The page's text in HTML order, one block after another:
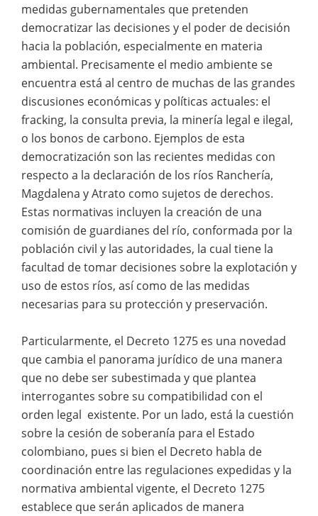
medidas gubernamentales que pretenden
democratizar las decisiones y el poder de decisión
hacia la población, especialmente en materia
ambiental. Precisamente el medio ambiente se
encuentra está al centro de muchas de las grandes
discusiones económicas y políticas actuales: el
fracking, la consulta previa, la minería legal e ilegal,
o los bonos de carbono. Ejemplos de esta
democratización son las recientes medidas con
respecto a la declaración de los ríos Ranchería,
Magdalena y Atrato como sujetos de derechos.
Estas normativas incluyen la creación de una
comisión de guardianes del río, conformada por la
población civil y las autoridades, la cual tiene la
facultad de tomar decisiones sobre la explotación y
uso de estos ríos, así como de las medidas
necesarias para su protección y preservación.
Particularmente, el Decreto 1275 es una novedad
que cambia el panorama jurídico de una manera
que no debe ser subestimada y que plantea
interrogantes sobre su compatibilidad con el
orden legal existente. Por un lado, está la cuestión
sobre la cesión de soberanía para el Estado
colombiano, pues si bien el Decreto habla de
coordinación entre las regulaciones expedidas y la
normativa ambiental vigente, el Decreto 1275
establece que serán aplicados de manera